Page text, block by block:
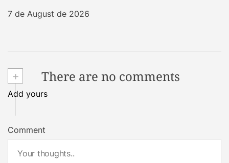
7 de August de 2026
+ There are no comments
Add yours
Comment